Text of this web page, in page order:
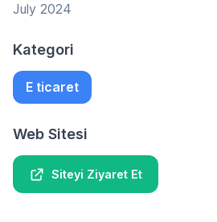
July 2024
Kategori
E ticaret
Web Sitesi
Siteyi Ziyaret Et